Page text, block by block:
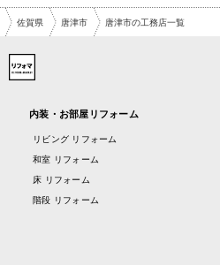
佐賀県 唐津市 唐津市の工務店一覧
内装・お部屋リフォーム
リビング リフォーム
和室 リフォーム
床 リフォーム
階段 リフォーム